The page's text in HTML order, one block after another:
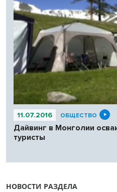
11.07.2016 ОБЩЕСТВО
Дайвинг в Монголии
туристы
НОВОСТИ РАЗДЕЛА